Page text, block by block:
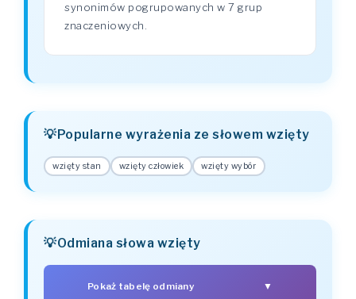
synonimów pogrupowanych w 7 grup
znaczeniowych.
Popularne wyrażenia ze słowem wzięty
wzięty stan wzięty człowiek wzięty wybór
Odmiana słowa wzięty
Pokaż tabelę odmiany ▼